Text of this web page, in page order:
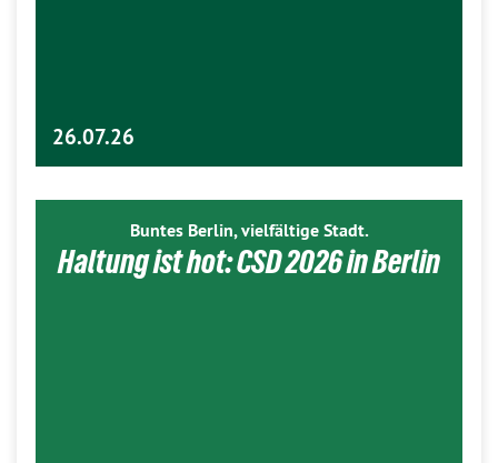
26.07.26
Buntes Berlin, vielfältige Stadt.
Haltung ist hot: CSD 2026 in Berlin